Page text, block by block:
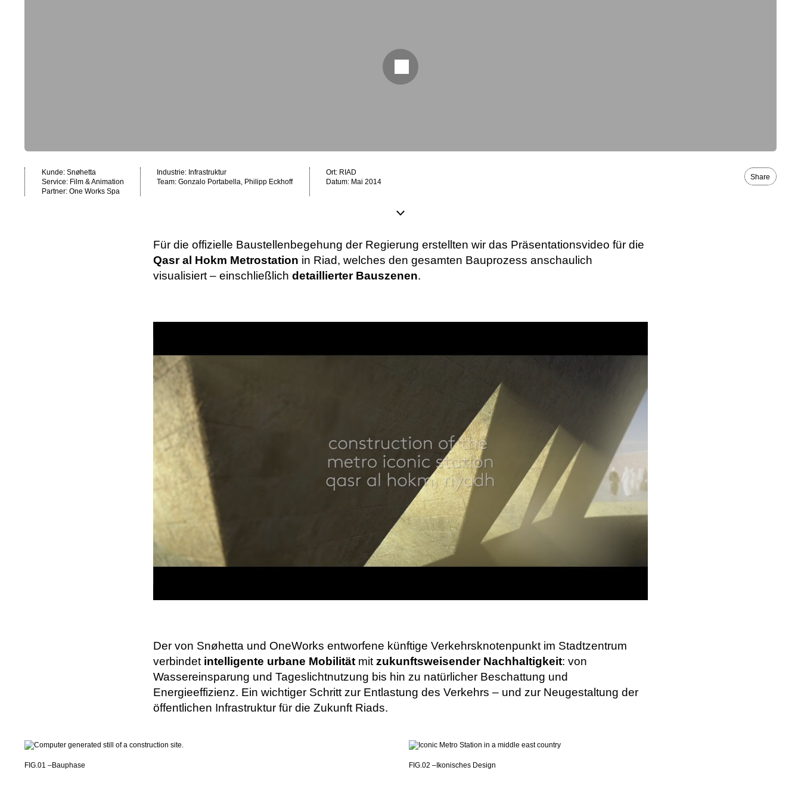
Kunde: Snøhetta
Service: Film & Animation
Partner: One Works Spa
Industrie: Infrastruktur
Team: Gonzalo Portabella, Philipp Eckhoff
Ort: RIAD
Datum: Mai 2014
Share
Für die offizielle Baustellenbegehung der Regierung erstellten wir das Präsentationsvideo für die
Qasr al Hokm Metrostation in Riad, welches den gesamten Bauprozess anschaulich
visualisiert – einschließlichdetaillierter Bauszenen.
Der von Snøhetta und OneWorks entworfene künftige Verkehrsknotenpunkt im Stadtzentrum
verbindet intelligente urbane Mobilität mitzukunftsweisender Nachhaltigkeit: von
Wassereinsparung und Tageslichtnutzung bis hin zu natürlicher Beschattung und
Energieeffizienz. Ein wichtiger Schritt zur Entlastung des Verkehrs – und zur Neugestaltung der
öffentlichen Infrastruktur für die Zukunft Riads.
FIG.01 –Bauphase FIG.02 –Ikonisches Design